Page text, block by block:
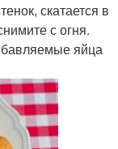
скатается в
с огня.
яйца